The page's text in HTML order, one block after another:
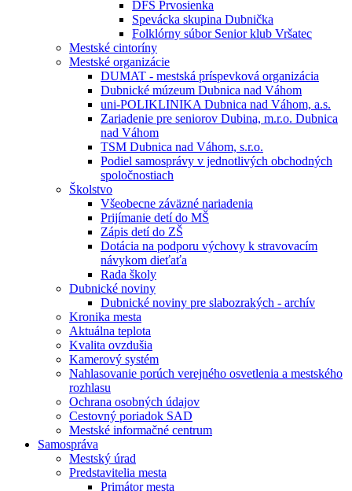
DFS Prvosienka
Spevácka skupina Dubnička
Folklórny súbor Senior klub Vršatec
Mestské cintoríny
Mestské organizácie
DUMAT - mestská príspevková organizácia
Dubnické múzeum Dubnica nad Váhom
uni-POLIKLINIKA Dubnica nad Váhom, a.s.
Zariadenie pre seniorov Dubina, m.r.o. Dubnica
nad Váhom
TSM Dubnica nad Váhom, s.r.o.
Podiel samosprávy v jednotlivých obchodných
spoločnostiach
Školstvo
Všeobecne záväzné nariadenia
Prijímanie detí do MŠ
Zápis detí do ZŠ
Dotácia na podporu výchovy k stravovacím
návykom dieťaťa
Rada školy
Dubnické noviny
Dubnické noviny pre slabozrakých - archív
Kronika mesta
Aktuálna teplota
Kvalita ovzdušia
Kamerový systém
Nahlasovanie porúch verejného osvetlenia a mestského
rozhlasu
Ochrana osobných údajov
Cestovný poriadok SAD
Mestské informačné centrum
Samospráva
Mestský úrad
Predstavitelia mesta
Primátor mesta